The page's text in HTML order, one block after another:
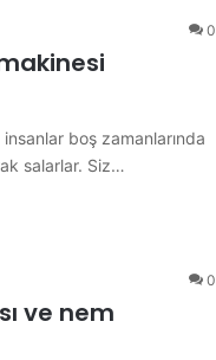
0
boş zamanlarında
salarlar. Siz…
0
ve nem